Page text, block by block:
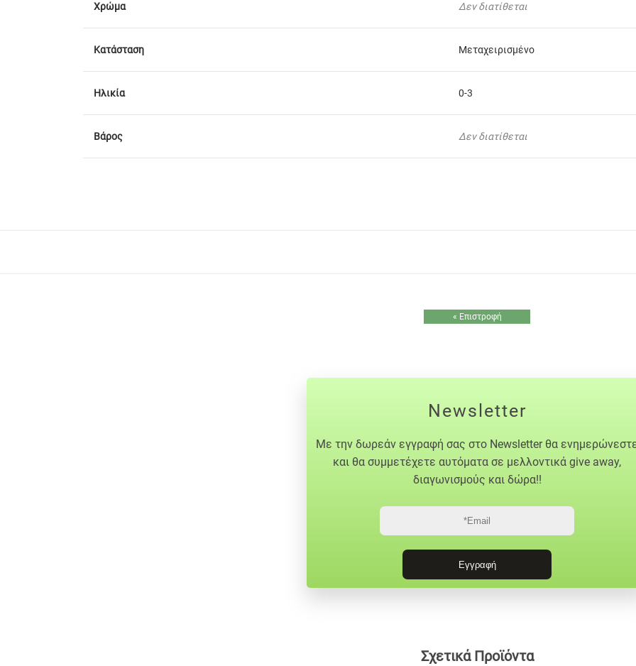
Χρώμα Δεν διατίθεται
Κατάσταση Μεταχειρισμένο
Ηλικία 0-3
Βάρος Δεν διατίθεται
« Επιστροφή
Newsletter
Με την δωρεάν εγγραφή σας στο Newsletter θα
και θα συμμετέχετε αυτόματα σε μελλοντικά give away,
διαγωνισμούς και δώρα!!
Σχετικά Προϊόντα